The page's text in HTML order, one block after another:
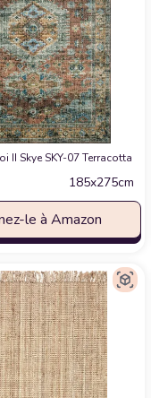
x 7'-6" Area Rug feat.
II Skye SKY-07 Terracotta /
185x275cm
le à Amazon